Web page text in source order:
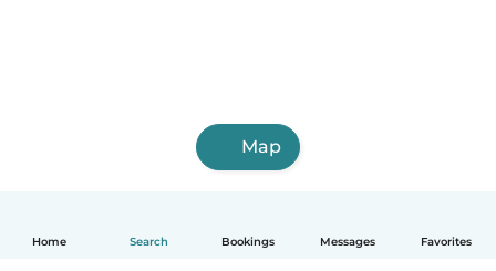
Home Search Bookings Messages Favorites
Map